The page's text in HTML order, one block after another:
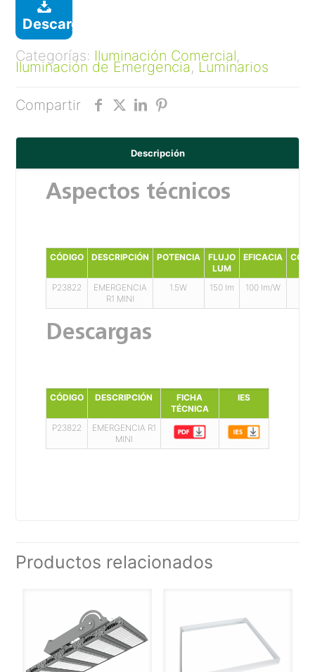
Descargar
Categorías: Iluminación Comercial,
Iluminación de Emergencia, Luminarios
Compartir
Descripción
Aspectos técnicos
CÓDIGO DESCRIPCIÓN POTENCIA
FLUJO
LUM
EFICACIA
P23822
EMERGENCIA
R1 MINI
1.5W 150 lm 100 lm/W
Descargas
CÓDIGO DESCRIPCIÓN
FICHA
TÉCNICA
IES
P23822
EMERGENCIA R1
MINI
Productos relacionados